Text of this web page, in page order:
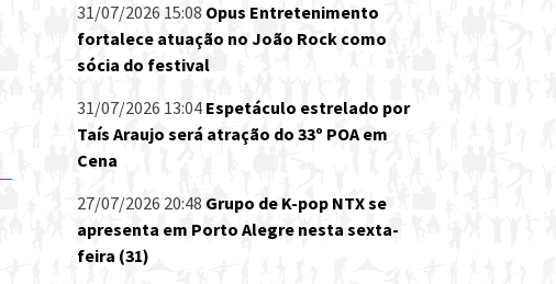
31/07/2026 15:08 Opus Entretenimento
fortalece atuação no João Rock como
sócia do festival
31/07/2026 13:04 Espetáculo estrelado por
Taís Araujo será atração do 33º POA em
Cena
27/07/2026 20:48 Grupo de K-pop NTX se
apresenta em Porto Alegre nesta sexta-
feira (31)